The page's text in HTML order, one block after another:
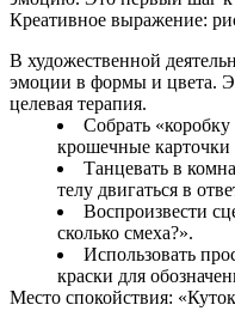
Креативное выражение:
В художественной
эмоции в формы и цвета.
целевая терапия.
Собрать
крошечные карточки
Танцевать в
телу двигаться в
Воспроизвести
сколько смеха?».
Использовать
краски для
Место спокойствия: